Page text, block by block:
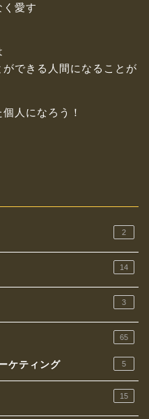
愛す
ができる人間になることが
人になろう！
2
14
3
65
ケティング 5
15